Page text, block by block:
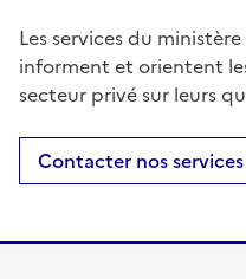
Les services du
informent et orientent
secteur privé sur leurs
Contacter nos